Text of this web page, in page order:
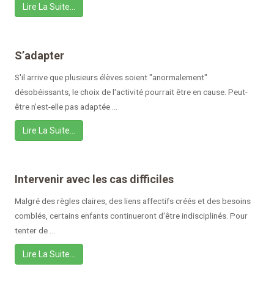
Lire La Suite…
S’adapter
S'il arrive que plusieurs élèves soient "anormalement"
désobéissants, le choix de l'activité pourrait être en cause. Peut-
être n'est-elle pas adaptée ...
Lire La Suite…
Intervenir avec les cas difficiles
Malgré des règles claires, des liens affectifs créés et des besoins
comblés, certains enfants continueront d'être indisciplinés. Pour
tenter de ...
Lire La Suite…